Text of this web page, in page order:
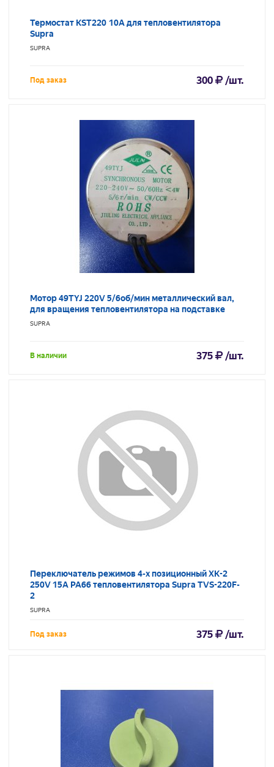
Термостат KST220 10A для тепловентилятора
Supra
SUPRA
Под заказ 300 /шт.
Мотор 49TYJ 220V 5/6об/мин металлический вал,
для вращения тепловентилятора на подставке
SUPRA
В наличии 375 /шт.
Переключатель режимов 4-х позиционный XK-2
250V 15A PA66 тепловентилятора Supra TVS-220F-
2
SUPRA
Под заказ 375 /шт.